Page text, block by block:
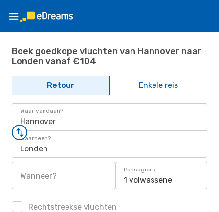
Boek goedkope vluchten van Hannover naar
Londen vanaf €104
Retour Enkele reis
Waar vandaan?
Hannover
Waarheen?
Londen
Wanneer?
Passagiers
1 volwassene
Rechtstreekse vluchten